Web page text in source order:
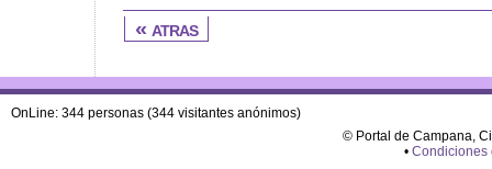
« atras
OnLine: 344 personas (344 visitantes anónimos)
© Portal de Campana,
• Condiciones